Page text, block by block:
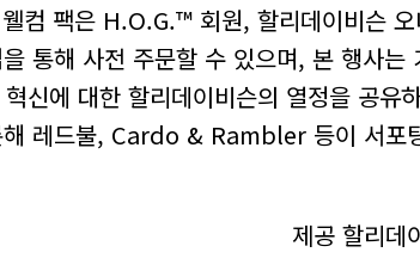
팩은 H.O.G.™ 회원, 할리데이비슨
통해 사전 주문할 수 있으며, 본 행사
신에 대한 할리데이비슨의 열정을 공
레드불, Cardo & Rambler 등이 서포
제공 할리데